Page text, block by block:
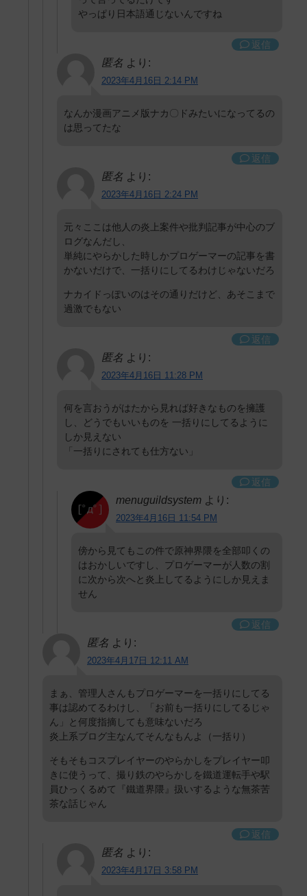
やっぱり日本語通じないんですね
返信
匿名 より:
2023年4月16日 2:14 PM
なんか漫画アニメ版ナカ〇ドみたいになってるの
は思ってたな
返信
匿名 より:
2023年4月16日 2:24 PM
元々ここは他人の炎上案件や批判記事が中心のブ
ログなんだし、
単純にやらかした時しかプロゲーマーの記事を書
かないだけで、一括りにしてるわけじゃないだろ
ナカイドっぽいのはその通りだけど、あそこまで
過激でもない
返信
匿名 より:
2023年4月16日 11:28 PM
何を言おうがはたから見れば好きなものを擁護
し、どうでもいいものを 一括りにしてるように
しか見えない
「一括りにされても仕方ない」
返信
menuguildsystem より:
2023年4月16日 11:54 PM
傍から見てもこの件で原神界隈を全部叩くの
はおかしいですし、プロゲーマーが人数の割
に次から次へと炎上してるようにしか見えま
せん
返信
匿名 より:
2023年4月17日 12:11 AM
まぁ、管理人さんもプロゲーマーを一括りにしてる
事は認めてるわけし、「お前も一括りにしてるじゃ
ん」と何度指摘しても意味ないだろ
炎上系ブログ主なんてそんなもんよ（一括り）
そもそもコスプレイヤーのやらかしをプレイヤー叩
きに使うって、撮り鉄のやらかしを鐵道運転手や駅
員ひっくるめて『鐵道界隈』扱いするような無茶苦
茶な話じゃん
返信
匿名 より:
2023年4月17日 3:58 PM